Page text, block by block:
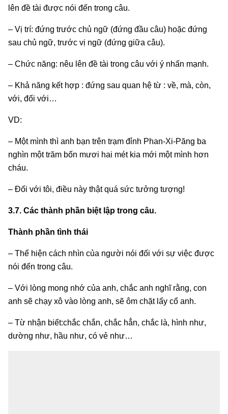
lên đề tài được nói đến trong câu.
– Vị trí: đứng trước chủ ngữ (đứng đầu câu) hoặc đứng
sau chủ ngữ, trước vị ngữ (đứng giữa câu).
– Chức năng: nêu lên đề tài trong câu với ý nhấn mạnh.
– Khả năng kết hợp : đứng sau quan hệ từ : về, mà, còn,
với, đối với…
VD:
– Một mình thì anh bạn trên trạm đỉnh Phan-Xi-Păng ba
nghìn một trăm bốn mươi hai mét kia mới một mình hơn
cháu.
– Đối với tôi, điều này thật quá sức tưởng tượng!
3.7. Các thành phần biệt lập trong câu.
Thành phần tình thái
– Thể hiện cách nhìn của người nói đối với sự việc được
nói đến trong câu.
– Với lòng mong nhớ của anh, chắc anh nghĩ rằng, con
anh sẽ chạy xô vào lòng anh, sẽ ôm chặt lấy cổ anh.
– Từ nhận biết:chắc chắn, chắc hẳn, chắc là, hình như,
dường như, hầu như, có vẻ như…